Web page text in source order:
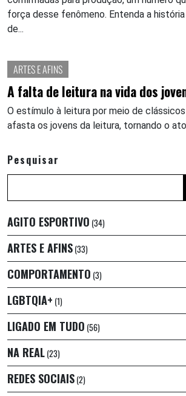
força desse fenômeno. Entenda a
de...
ARTES E AFINS
A falta de leitura na vida dos
O estímulo à leitura por meio de
afasta os jovens da leitura, tornando o
Pesquisar
AGITO ESPORTIVO (34)
ARTES E AFINS(33)
COMPORTAMENTO (3)
LGBTQIA+ (1)
LIGADO EM TUDO (56)
NA REAL(23)
REDES SOCIAIS(2)